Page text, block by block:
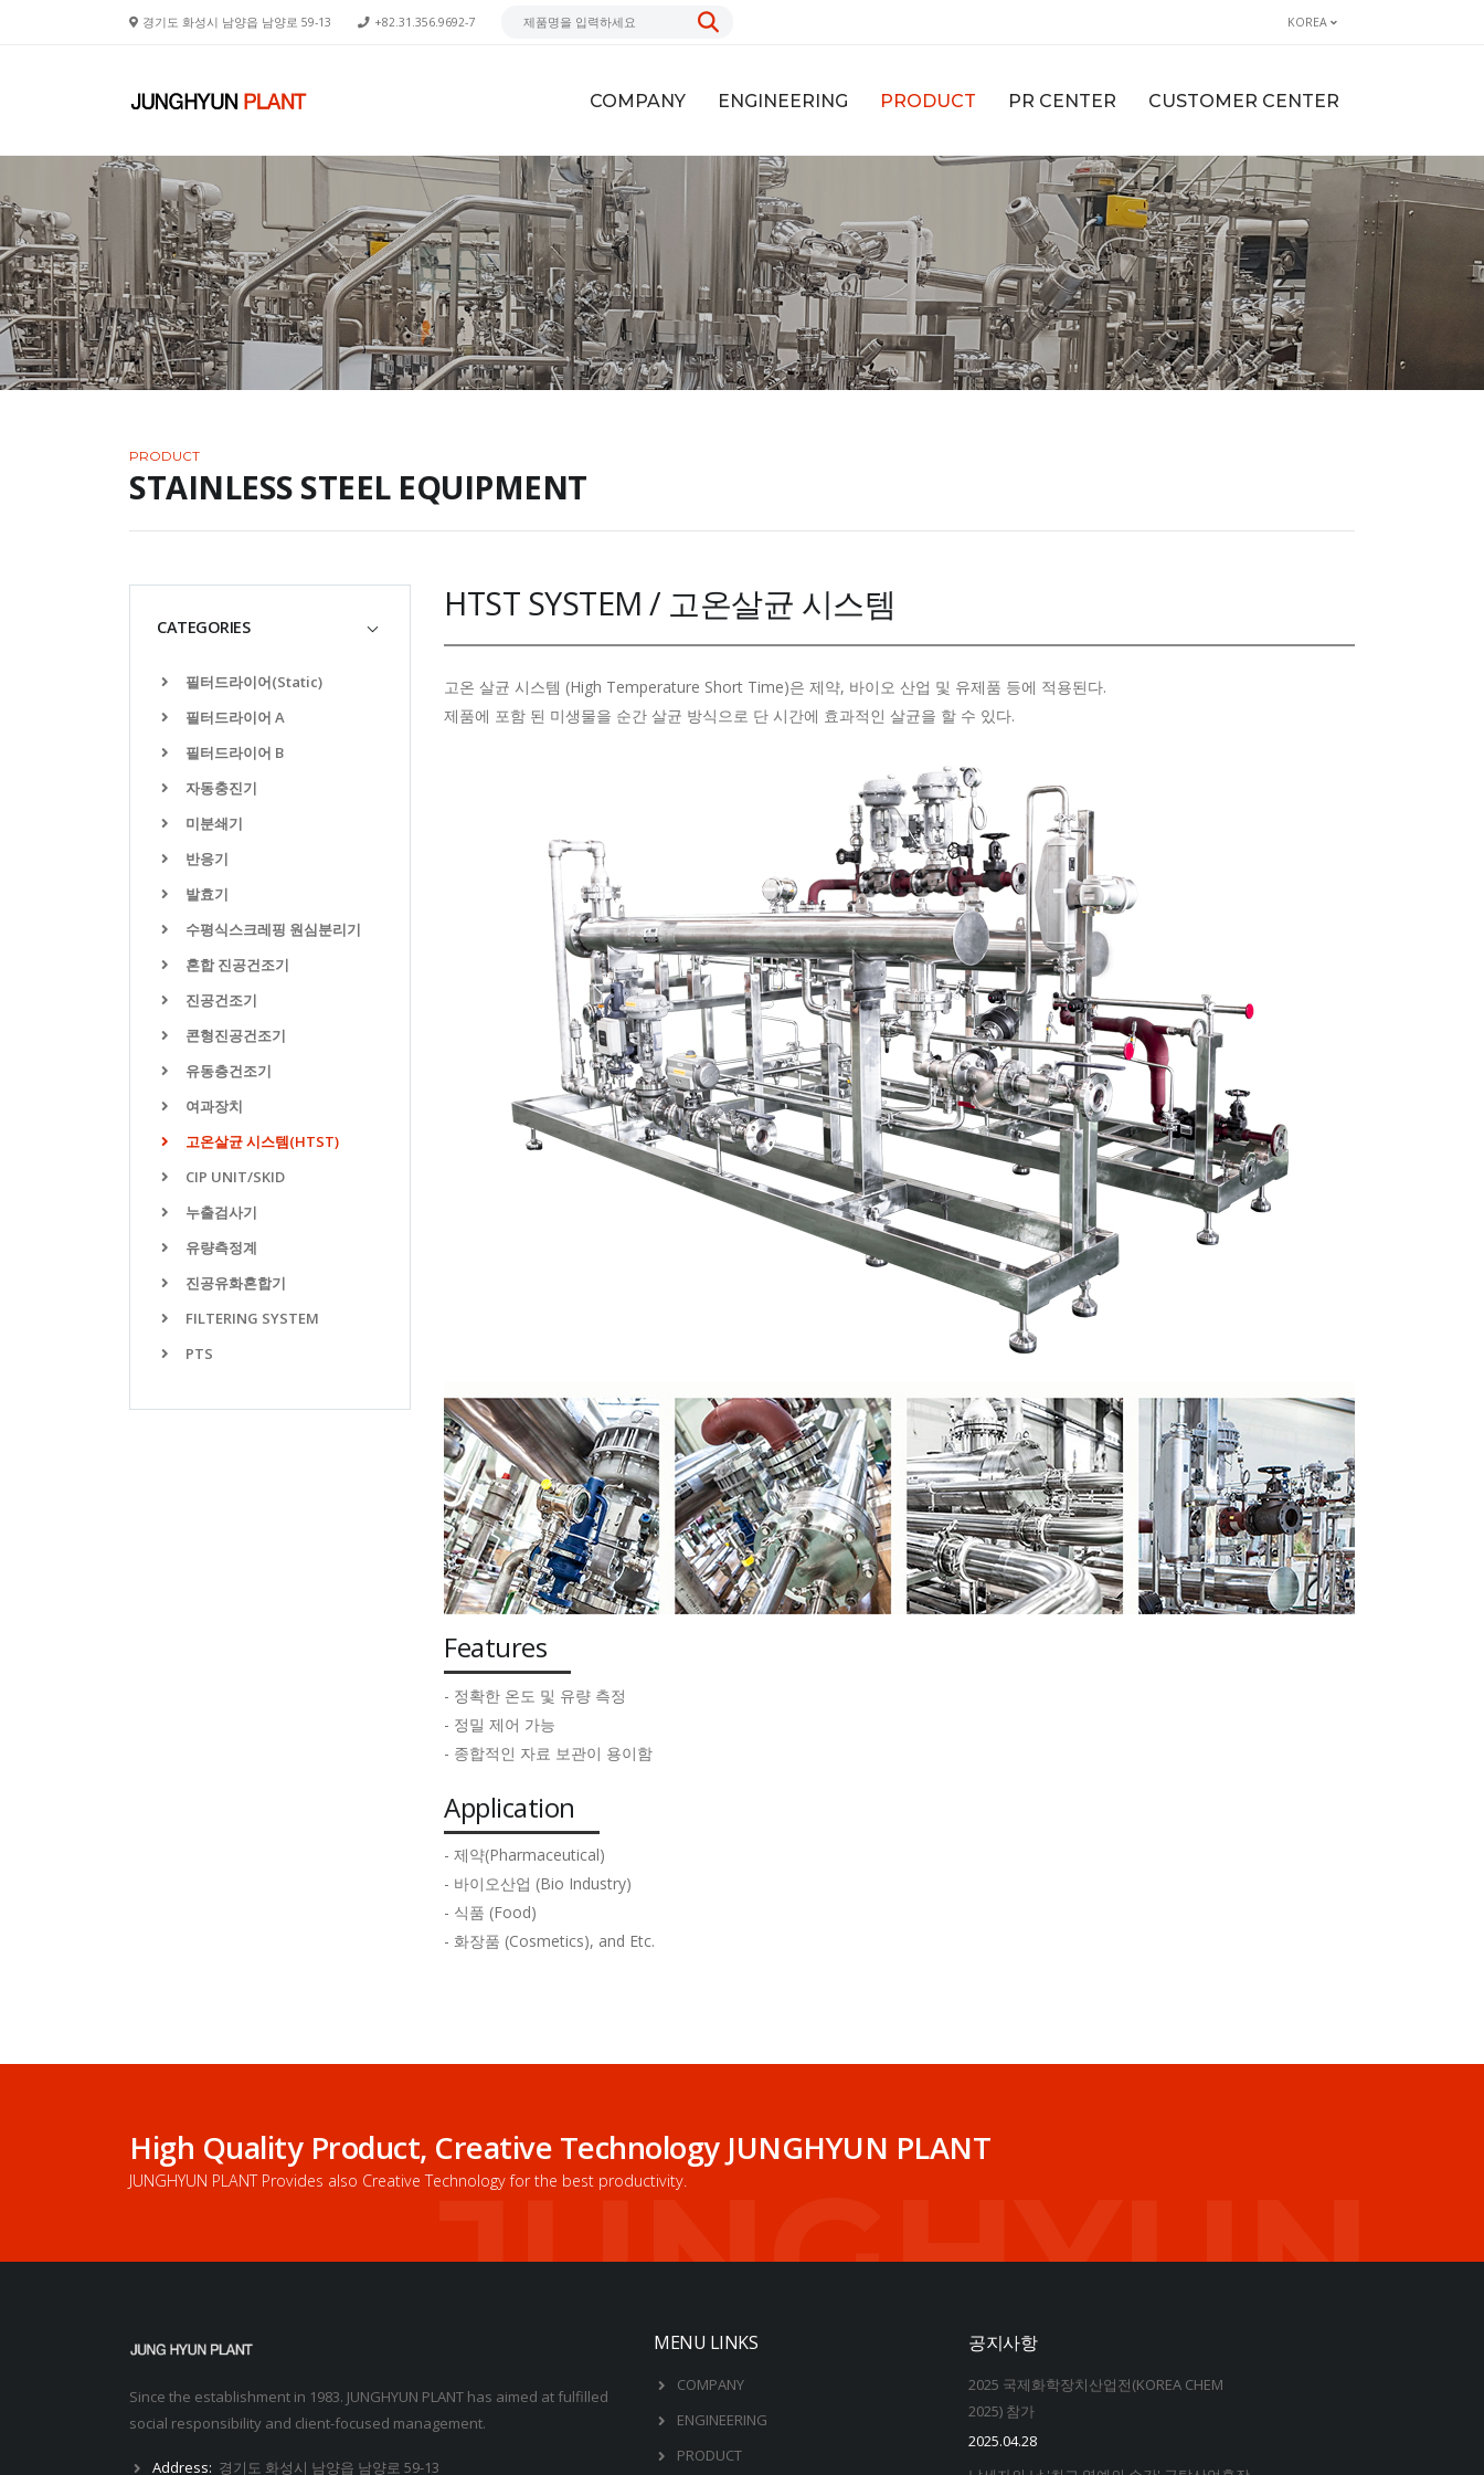
경기도 화성시 남양읍 남양로 59-13 +82.31.356.9692-7 KOREA
COMPANY ENGINEERING PRODUCT PR CENTER CUSTOMER CENTER
PRODUCT
STAINLESS STEEL EQUIPMENT
CATEGORIES
필터드라이어(Static)
필터드라이어 A
필터드라이어 B
자동충진기
미분쇄기
반응기
발효기
수평식스크레핑 원심분리기
혼합 진공건조기
진공건조기
콘형진공건조기
유동층건조기
여과장치
고온살균 시스템(HTST)
CIP UNIT/SKID
누출검사기
유량측정계
진공유화혼합기
FILTERING SYSTEM
PTS
HTST SYSTEM / 고온살균 시스템
고온 살균 시스템 (High Temperature Short Time)은 제약, 바이오 산업 및 유제품 등에 적용된다.
제품에 포함 된 미생물을 순간 살균 방식으로 단 시간에 효과적인 살균을 할 수 있다.
Features
- 정확한 온도 및 유량 측정
- 정밀 제어 가능
- 종합적인 자료 보관이 용이함
Application
- 제약(Pharmaceutical)
- 바이오산업 (Bio Industry)
- 식품 (Food)
- 화장품 (Cosmetics), and Etc.
JUNGHYUN
High Quality Product, Creative Technology JUNGHYUN PLANT
JUNGHYUN PLANT Provides also Creative Technology for the best productivity.
Since the establishment in 1983. JUNGHYUN PLANT has aimed at fulfilled
social responsibility and client-focused management.
Address: 경기도 화성시 남양읍 남양로 59-13
MENU LINKS
COMPANY
ENGINEERING
PRODUCT
공지사항
2025 국제화학장치산업전(KOREA CHEM
2025) 참가
2025.04.28